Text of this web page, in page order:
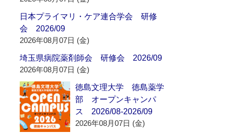
日本プライマリ・ケア連合学会 研修
会 2026/09
2026年08月07日 (金)
埼玉県病院薬剤師会 研修会 2026/09
2026年08月07日 (金)
徳島文理大学 徳島薬学
部 オープンキャンパ
ス 2026/08-2026/09
2026年08月07日 (金)